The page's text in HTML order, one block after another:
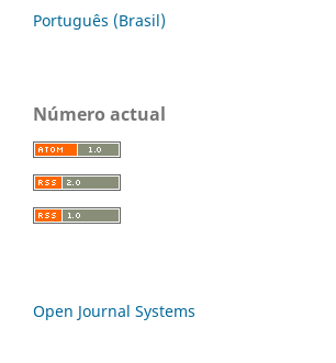
Português (Brasil)
Número actual
Open Journal Systems